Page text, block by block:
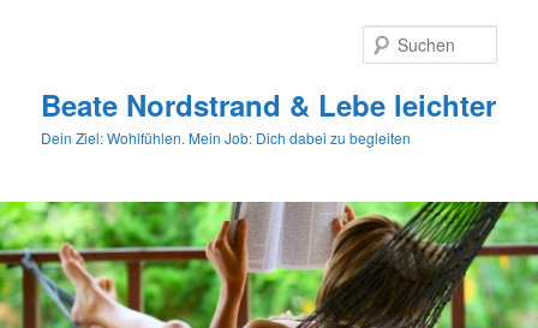
Beate Nordstrand & Lebe leichter
Dein Ziel: Wohlfühlen. Mein Job: Dich dabei zu begleiten